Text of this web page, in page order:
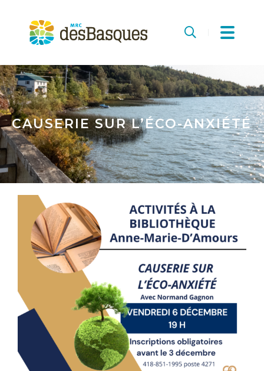
des
Basques
Recherche
CAUSERIE SUR L’ÉCO-ANXIÉTÉ